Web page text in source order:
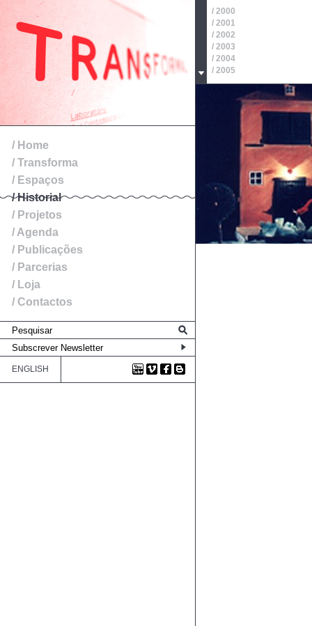
/ Home
/ Transforma
/ Espaços
/ Historial
/ Projetos
/ Agenda
/ Publicações
/ Parcerias
/ Loja
/ Contactos
ENGLISH
/ 2000
/ 2001
/ 2002
/ 2003
/ 2004
/ 2005
/ 2006